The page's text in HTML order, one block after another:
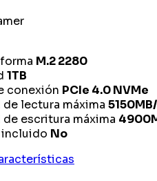
M.2 2280
1TB
conexión PCIe 4.0 NVMe
lectura máxima
escritura máxima
incluido No